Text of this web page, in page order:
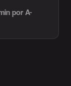
por A-